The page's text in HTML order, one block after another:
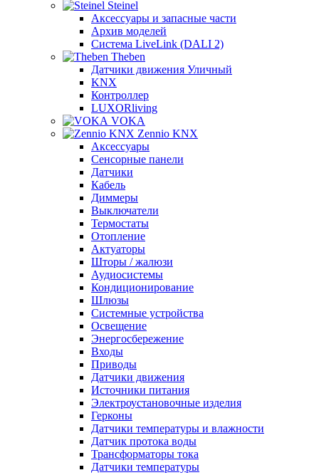
Steinel
Аксессуары и запасные части
Архив моделей
Система LiveLink (DALI 2)
Theben
Датчики движения Уличный
KNX
Контроллер
LUXORliving
VOKA
Zennio KNX
Аксессуары
Сенсорные панели
Датчики
Кабель
Диммеры
Выключатели
Термостаты
Отопление
Актуаторы
Шторы / жалюзи
Аудиосистемы
Кондиционирование
Шлюзы
Системные устройства
Освещение
Энергосбережение
Входы
Приводы
Датчики движения
Источники питания
Электроустановочные изделия
Герконы
Датчики температуры и влажности
Датчик протока воды
Трансформаторы тока
Датчики температуры